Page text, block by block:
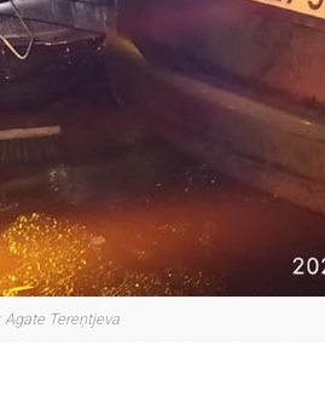
Agate Tereņtjeva